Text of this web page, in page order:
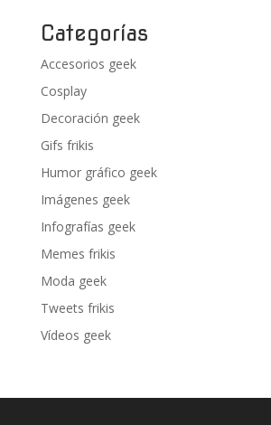
Categorías
Accesorios geek
Cosplay
Decoración geek
Gifs frikis
Humor gráfico geek
Imágenes geek
Infografías geek
Memes frikis
Moda geek
Tweets frikis
Vídeos geek